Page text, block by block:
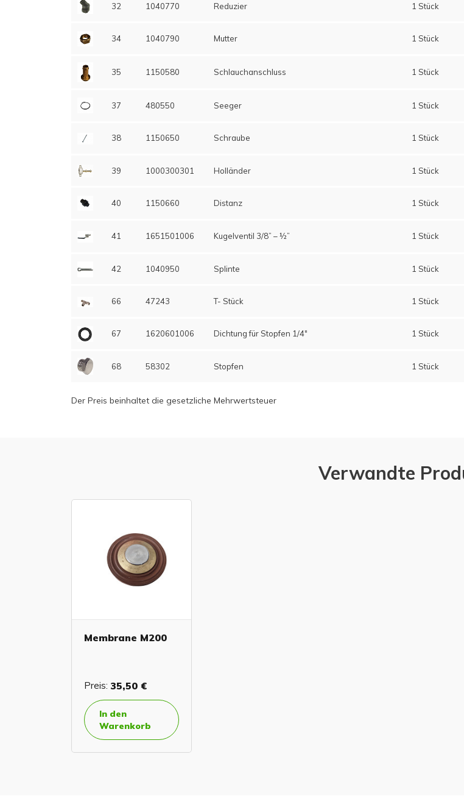
32 1040770 Reduzier 1 Stück
34 1040790 Mutter 1 Stück
35 1150580 Schlauchanschluss 1 Stück
37 480550 Seeger 1 Stück
38 1150650 Schraube 1 Stück
39 1000300301 Holländer 1 Stück
40 1150660 Distanz 1 Stück
41 1651501006 Kugelventil 3/8” – ½” 1 Stück
42 1040950 Splinte 1 Stück
66 47243 T- Stück 1 Stück
67 1620601006 Dichtung für Stopfen 1/4" 1 Stück
68 58302 Stopfen 1 Stück
Der Preis beinhaltet die gesetzliche Mehrwertsteuer
Verwandte
Membrane M200
Preis: 35,50 €
In den
Warenkorb